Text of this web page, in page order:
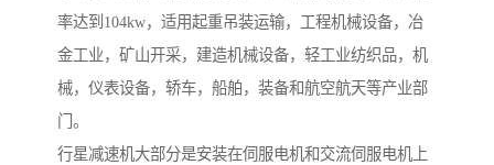
率达到104kw，适用起重吊装运输，工程机械设备，冶
金工业，矿山开采，建造机械设备，轻工业纺织品，机
械，仪表设备，轿车，船舶，装备和航空航天等产业部
门。
行星减速机大部分是安装在伺服电机和交流伺服电机上